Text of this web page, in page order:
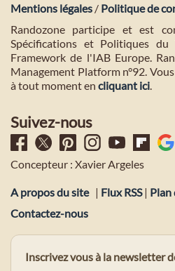
Mentions légales / Politique de
Randozone participe et est
Spécifications et Politiques du
Framework de l'IAB Europe.
Management Platform n°92.
à tout moment en cliquant ici.
Suivez-nous
Concepteur : Xavier Argeles
A propos du site | Flux RSS| Plan
Contactez-nous
Inscrivez vous à la newsletter